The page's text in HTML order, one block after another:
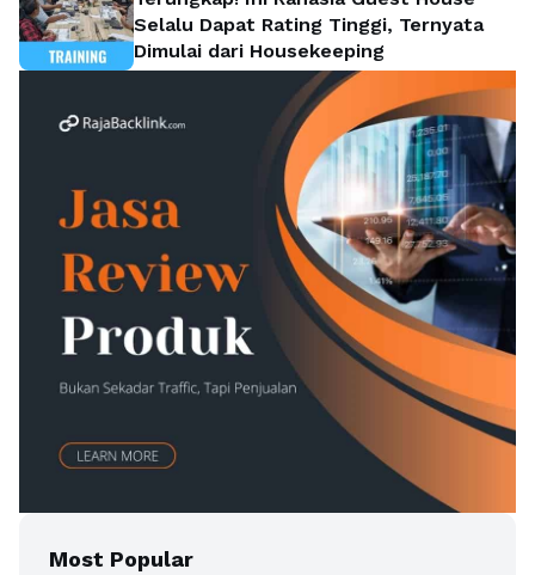
Selalu Dapat Rating Tinggi, Ternyata
Dimulai dari Housekeeping
Most Popular